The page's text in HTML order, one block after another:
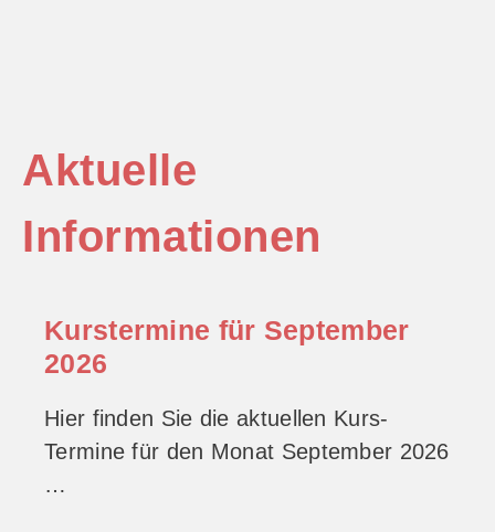
Aktuelle
Informationen
Kurstermine für September
2026
Hier finden Sie die aktuellen Kurs-
Termine für den Monat September 2026
…